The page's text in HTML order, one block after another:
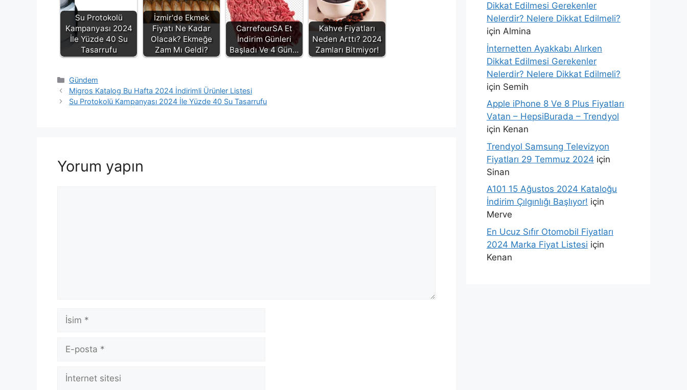
Su Protokolü
Kampanyası 2024
İle Yüzde 40 Su
Tasarrufu
İzmir'de Ekmek
Fiyatı Ne Kadar
Olacak? Ekmeğe
Zam Mı Geldi?
CarrefourSA Et
İndirim Günleri
Başladı Ve 4 Gün…
Kahve Fiyatları
Neden Arttı? 2024
Zamları Bitmiyor!
Kategoriler
Gündem
Migros Katalog Bu Hafta 2024 İndirimli Ürünler Listesi
Su Protokolü Kampanyası 2024 İle Yüzde 40 Su Tasarrufu
Yorum yapın
İsim
posta
İnternet
Dikkat Edilmesi Gerekenler
Nelerdir? Nelere Dikkat Edilmeli?
için Almina
İnternetten Ayakkabı Alırken
Dikkat Edilmesi Gerekenler
Nelerdir? Nelere Dikkat Edilmeli?
için Semih
Apple iPhone 8 Ve 8 Plus Fiyatları
Vatan – HepsiBurada – Trendyol
için Kenan
Trendyol Samsung Televizyon
Fiyatları 29 Temmuz 2024 için
Sinan
A101 15 Ağustos 2024 Kataloğu
İndirim Çılgınlığı Başlıyor! için
Merve
En Ucuz Sıfır Otomobil Fiyatları
2024 Marka Fiyat Listesi için
Kenan